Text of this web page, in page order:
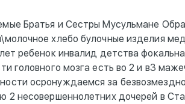
Братья и Сестры Мусульмане
хлебо булочные изделия
ребенок инвалид детства
головного мозга есть во 2 и в3
осронуждаемся за
2 несовершеннолетних дочерей в